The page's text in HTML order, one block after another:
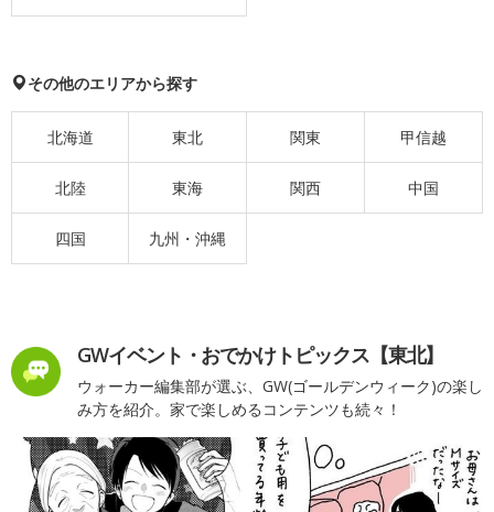
その他のエリアから探す
北海道 東北 関東 甲信越
北陸 東海 関西 中国
四国 九州・沖縄
GWイベント・おでかけトピックス【東北】
ウォーカー編集部が選ぶ、GW(ゴールデンウィーク)の楽し
み方を紹介。家で楽しめるコンテンツも続々！